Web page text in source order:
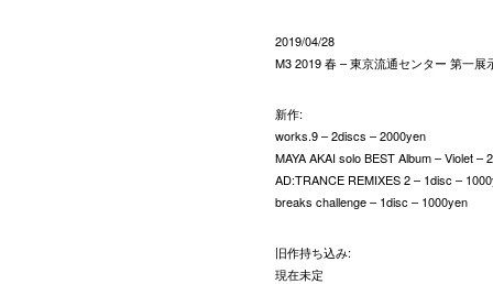
2019/04/28
M3 2019 春 – 東京流通センター 第一展
新作:
works.9 – 2discs – 2000yen
MAYA AKAI solo BEST Album – Violet –
AD:TRANCE REMIXES 2 – 1disc –
breaks challenge – 1disc – 1000yen
旧作持ち込み:
現在未定